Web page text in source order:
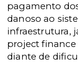
pagamento
danoso ao
infraestrutura,
project
diante de